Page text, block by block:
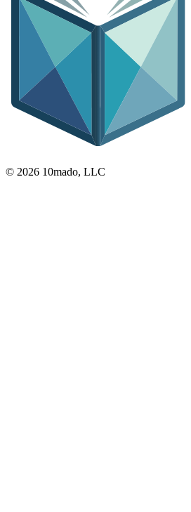
© 2026 10mado, LLC